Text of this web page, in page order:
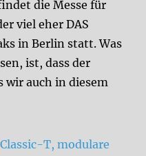
die Messe für
viel eher DAS
in Berlin statt. Was
ist, dass der
wir auch in diesem
T, modulare